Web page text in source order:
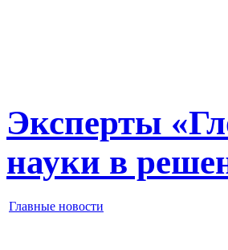
Эксперты
науки в
Главные новости